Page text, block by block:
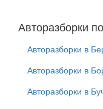
Авторазборки
Авторазборки в
Авторазборки в
Авторазборки в